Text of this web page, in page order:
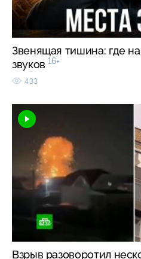
Звенящая тишина: где
звуков 16+
433
Взрыв разоворотил